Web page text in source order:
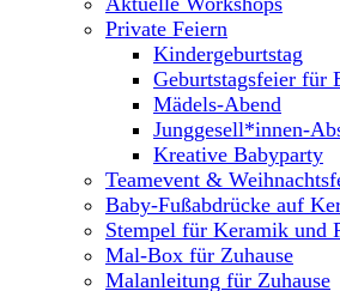
Private Feiern
Kindergeburtstag
Geburtstagsfeier für
Mädels-Abend
Junggesell*innen-
Kreative Babyparty
Teamevent &
Baby-Fußabdrücke auf
Stempel für Keramik und
Mal-Box für Zuhause
Malanleitung für Zuhause